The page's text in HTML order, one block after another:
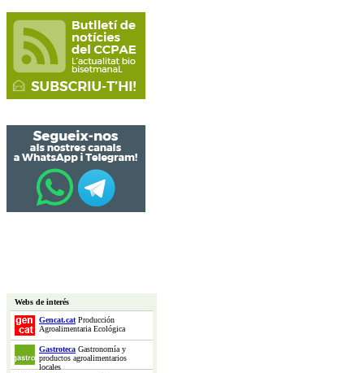
Webs de interés
Gencat.catProducción
Agroalimentaria Ecológica
Gastroteca Gastronomía y
productos agroalimentarios
locales